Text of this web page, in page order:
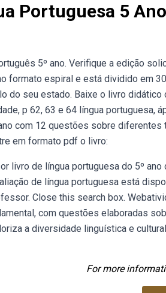
Portuguesa 5
5º ano. Verifique a edição
formato espiral e está dividido em
do seu estado. Baixe o livro
p 62, 63 e 64 língua portuguesa,
com 12 questões sobre
em formato pdf o livro:
livro de língua portuguesa do 5º
de língua portuguesa está
Close this search box.
com questões elaboradas
a diversidade linguística e
For more